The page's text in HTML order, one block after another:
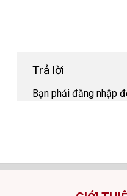
Trả lời
Bạn phải đăng nhập